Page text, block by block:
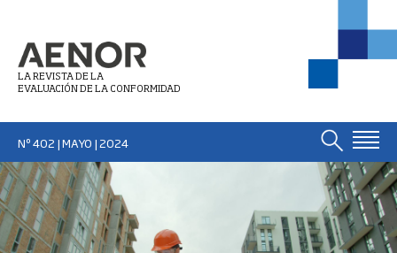
LA REVISTA DE LA
EVALUACIÓN DE LA CONFORMIDAD
Nº 402 | MAYO | 2024